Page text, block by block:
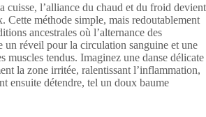
cuisse, l’alliance du chaud et du froid devient
Cette méthode simple, mais redoutablement
ancestrales où l’alternance des
un réveil pour la circulation sanguine et une
muscles tendus. Imaginez une danse délicate
la zone irritée, ralentissant l’inflammation,
ensuite détendre, tel un doux baume